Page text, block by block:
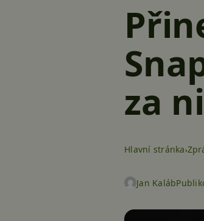
za
Hlavní stránka
Jan Kaláb